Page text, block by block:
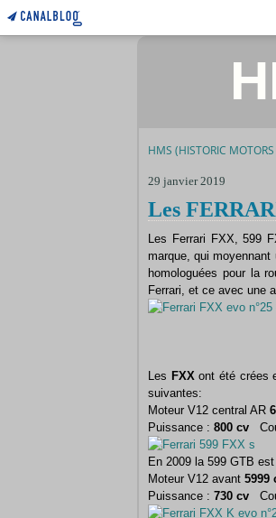
HMS (HISTORIC
29 janvier 2019
Les
Les Ferrari FXX, 599
marque, qui
homologuées pour la
Ferrari, et ce avec une
Les FXXont été crées
suivantes:
Moteur V12 central AR
Puissance : 800 cv
En 2009 la 599 GTB
Moteur V12 avant 5999
Puissance : 730 cv